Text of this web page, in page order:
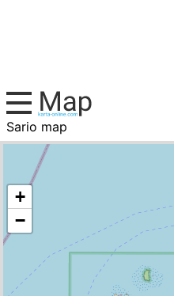
Sario map
Indonesia, cities list
+
−